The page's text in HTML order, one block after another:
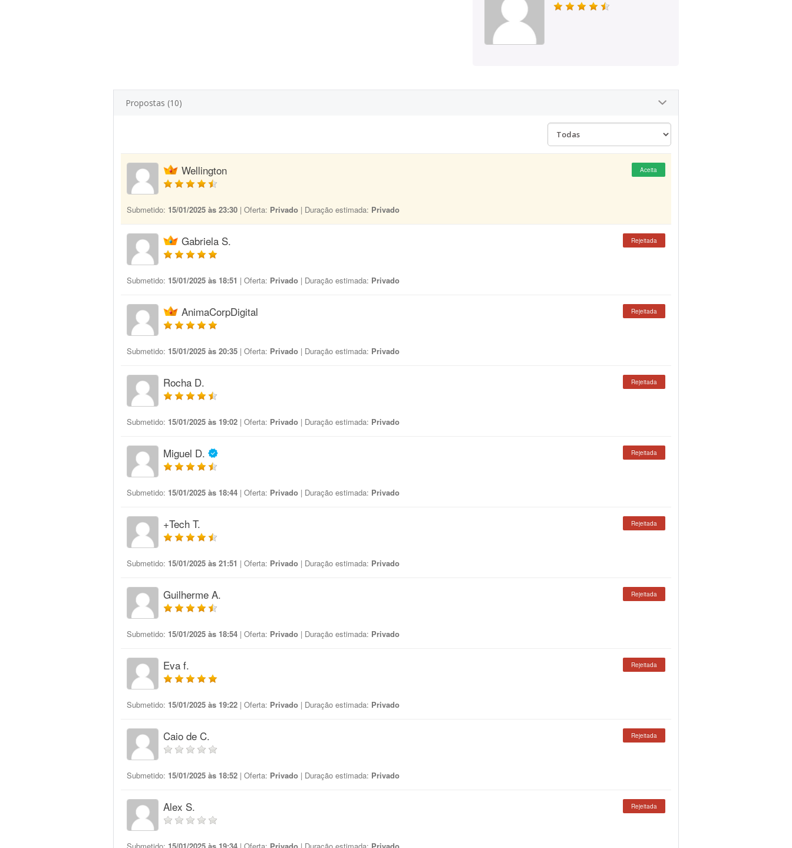
Propostas (10)
Wellington Aceita
Submetido: 15/01/2025 às 23:30 | Oferta: Privado | Duração estimada: Privado
Gabriela S. Rejeitada
Submetido: 15/01/2025 às 18:51 | Oferta: Privado | Duração estimada: Privado
AnimaCorpDigital Rejeitada
Submetido: 15/01/2025 às 20:35 | Oferta: Privado | Duração estimada: Privado
Rocha D. Rejeitada
Submetido: 15/01/2025 às 19:02 | Oferta: Privado | Duração estimada: Privado
Miguel D. Rejeitada
Submetido: 15/01/2025 às 18:44 | Oferta: Privado | Duração estimada: Privado
+Tech T. Rejeitada
Submetido: 15/01/2025 às 21:51 | Oferta: Privado | Duração estimada: Privado
Guilherme A. Rejeitada
Submetido: 15/01/2025 às 18:54 | Oferta: Privado | Duração estimada: Privado
Eva f. Rejeitada
Submetido: 15/01/2025 às 19:22 | Oferta: Privado | Duração estimada: Privado
Caio de C. Rejeitada
Submetido: 15/01/2025 às 18:52 | Oferta: Privado | Duração estimada: Privado
Alex S. Rejeitada